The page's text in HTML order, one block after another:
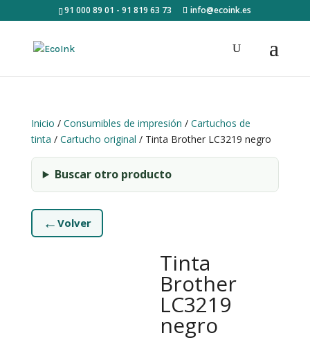
91 000 89 01 - 91 819 63 73 info@ecoink.es
Inicio / Consumibles de impresión / Cartuchos de
tinta / Cartucho original / Tinta Brother LC3219 negro
Buscar otro producto
← Volver
Tinta
Brother
LC3219
negro